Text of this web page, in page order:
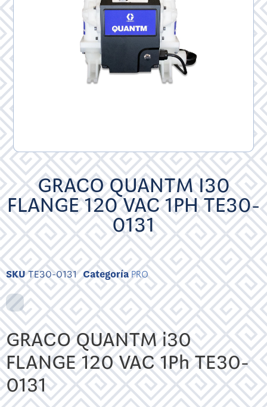
GRACO QUANTM I30
FLANGE 120 VAC 1PH TE30-
0131
SKUTE30-0131 CategoríaPRO
GRACO QUANTM i30
FLANGE 120 VAC 1Ph TE30-
0131